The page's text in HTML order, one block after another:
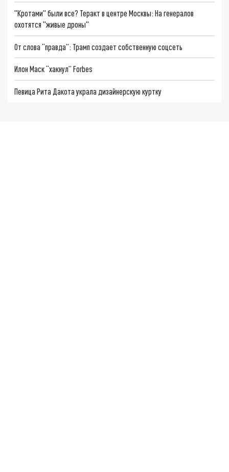
"Кротами" были все? Теракт в центре Москвы: На генералов
охотятся "живые дроны"
От слова “правда”: Трамп создает собственную соцсеть
Илон Маск “хакнул” Forbes
Певица Рита Дакота украла дизайнерскую куртку